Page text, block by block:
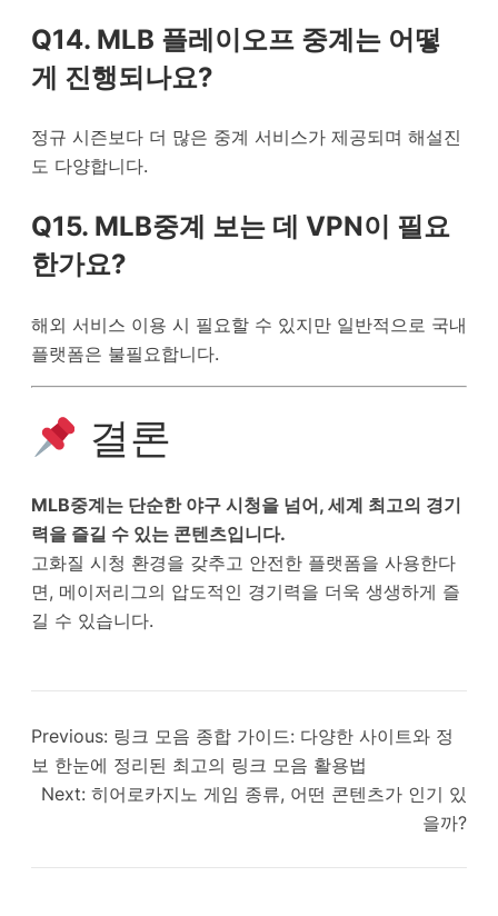
Q14. MLB 플레이오프 중계는 어떻
게 진행되나요?
정규 시즌보다 더 많은 중계 서비스가 제공되며 해설진
도 다양합니다.
Q15. MLB중계 보는 데 VPN이 필요
한가요?
해외 서비스 이용 시 필요할 수 있지만 일반적으로 국내
플랫폼은 불필요합니다.
결론
MLB중계는 단순한 야구 시청을 넘어, 세계 최고의 경기
력을 즐길 수 있는 콘텐츠입니다.
고화질 시청 환경을 갖추고 안전한 플랫폼을 사용한다
면, 메이저리그의 압도적인 경기력을 더욱 생생하게 즐
길 수 있습니다.
Previous: 링크 모음 종합 가이드: 다양한 사이트와 정
보 한눈에 정리된 최고의 링크 모음 활용법
Next: 히어로카지노 게임 종류, 어떤 콘텐츠가 인기 있
을까?